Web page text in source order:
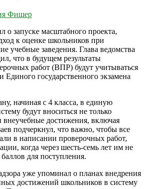
Фишер
о запуске масштабного проекта,
к оценке школьников при
учебные заведения. Глава ведомства
что в будущем результаты
работ (ВПР) будут учитываться
Единого государственного экзамена
начиная с 4 класса, в единую
будут вноситься не только
внеучебные достижения, включая
подчеркнул, что важно, чтобы все
в написании проверочных работ,
когда через шесть-семь лет им не
для поступления.
уже упоминал о планах внедрения
достижений школьников в систему